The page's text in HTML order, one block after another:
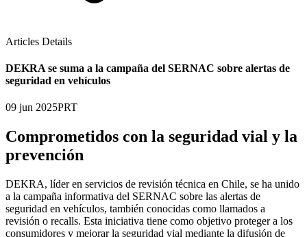
Articles Details
DEKRA se suma a la campaña del SERNAC sobre alertas de
seguridad en vehículos
09 jun 2025PRT
Comprometidos con la seguridad vial y la
prevención
DEKRA, líder en servicios de revisión técnica en Chile, se ha unido
a la campaña informativa del SERNAC sobre las alertas de
seguridad en vehículos, también conocidas como llamados a
revisión o recalls. Esta iniciativa tiene como objetivo proteger a los
consumidores y mejorar la seguridad vial mediante la difusión de